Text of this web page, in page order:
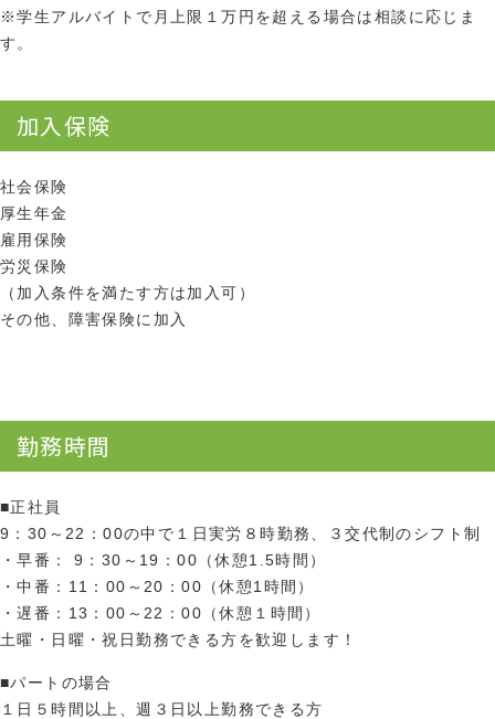
※学生アルバイトで月上限１万円を超える場合は相談に応じま
す。
加入保険
社会保険
厚生年金
雇用保険
労災保険
（加入条件を満たす方は加入可）
その他、障害保険に加入
勤務時間
■正社員
9：30～22：00の中で１日実労８時勤務、３交代制のシフト制
・早番： 9：30～19：00（休憩1.5時間）
・中番：11：00～20：00（休憩1時間）
・遅番：13：00～22：00（休憩１時間）
土曜・日曜・祝日勤務できる方を歓迎します！
■パートの場合
１日５時間以上、週３日以上勤務できる方